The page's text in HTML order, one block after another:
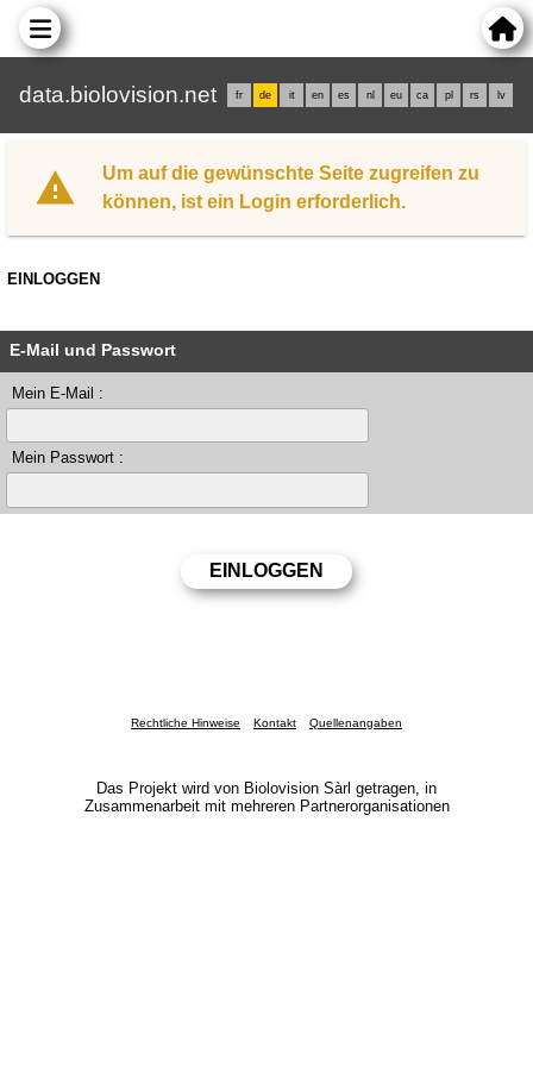
data.biolovision.net fr de it en es nl eu ca pl rs lv
Um auf die gewünschte Seite zugreifen zu
können, ist ein Login erforderlich.
EINLOGGEN
E-Mail und Passwort
Mein E-Mail :
Mein Passwort :
Rechtliche Hinweise Kontakt Quellenangaben
Das Projekt wird von Biolovision Sàrl getragen, in
Zusammenarbeit mit mehreren Partnerorganisationen